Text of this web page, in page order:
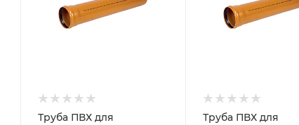
Труба ПВХ для
Труба ПВХ для